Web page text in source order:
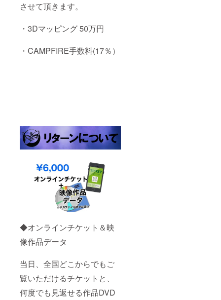
させて頂きます。
・3Dマッピング 50万円
・CAMPFIRE手数料(17％）
◆オンラインチケット＆映
像作品データ
当日、全国どこからでもご
覧いただけるチケットと、
何度でも見返せる作品DVD